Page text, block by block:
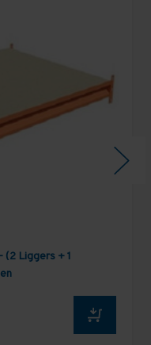
(2 Liggers + 1